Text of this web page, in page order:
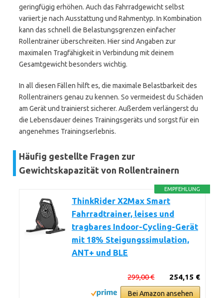
geringfügig erhöhen. Auch das Fahrradgewicht selbst
variiert je nach Ausstattung und Rahmentyp. In Kombination
kann das schnell die Belastungsgrenzen einfacher
Rollentrainer überschreiten. Hier sind Angaben zur
maximalen Tragfähigkeit in Verbindung mit deinem
Gesamtgewicht besonders wichtig.
In all diesen Fällen hilft es, die maximale Belastbarkeit des
Rollentrainers genau zu kennen. So vermeidest du Schäden
am Gerät und trainierst sicherer. Außerdem verlängerst du
die Lebensdauer deines Trainingsgeräts und sorgst für ein
angenehmes Trainingserlebnis.
Häufig gestellte Fragen zur
Gewichtskapazität von Rollentrainern
EMPFEHLUNG
ThinkRider X2Max Smart
Fahrradtrainer, leises und
tragbares Indoor-Cycling-Gerät
mit 18% Steigungssimulation,
ANT+ und BLE
254,15 €
299,00 €
Bei Amazon ansehen